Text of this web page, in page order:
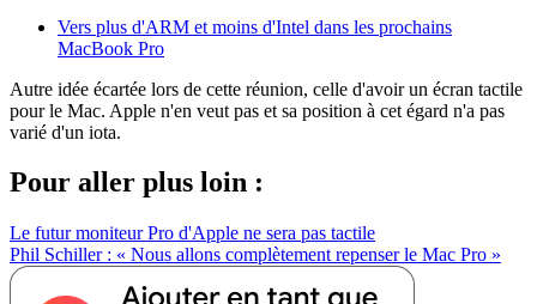
Vers plus d'ARM et moins d'Intel dans les prochains
MacBook Pro
Autre idée écartée lors de cette réunion, celle d'avoir un écran tactile
pour le Mac. Apple n'en veut pas et sa position à cet égard n'a pas
varié d'un iota.
Pour aller plus loin :
Le futur moniteur Pro d'Apple ne sera pas tactile
Phil Schiller : « Nous allons complètement repenser le Mac Pro »